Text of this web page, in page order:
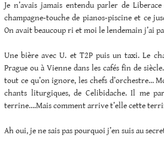
Je n’avais jamais entendu parler de
champagne-touche de pianos-piscine et ce
On avait beaucoup ri et moi le lendemain j’ai
Une bière avec U. et T2P puis un taxi. Le
Prague ou à Vienne dans les cafés fin de
tout ce qu’on ignore, les chefs d’orchestre…
chants liturgiques, de Celibidache. Il me
terrine….Mais comment arrive t’elle cette
Ah oui, je ne sais pas pourquoi j’en suis au